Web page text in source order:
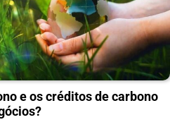
e os créditos de carbono